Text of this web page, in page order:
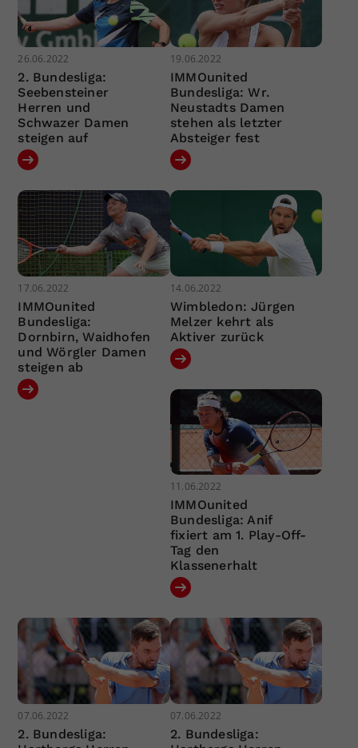
26.06.2022
2. Bundesliga:
Seebensteiner
Herren und
Schwazer Damen
steigen auf
19.06.2022
IMMOunited
Bundesliga: Wr.
Neustadts Damen
stehen als letzter
Absteiger fest
17.06.2022
IMMOunited
Bundesliga:
Dornbirn, Waidhofen
und Wörgler Damen
steigen ab
14.06.2022
Wimbledon: Jürgen
Melzer kehrt als
Aktiver zurück
11.06.2022
IMMOunited
Bundesliga: Anif
fixiert am 1. Play-Off-
Tag den
Klassenerhalt
07.06.2022
2. Bundesliga:
07.06.2022
2. Bundesliga: